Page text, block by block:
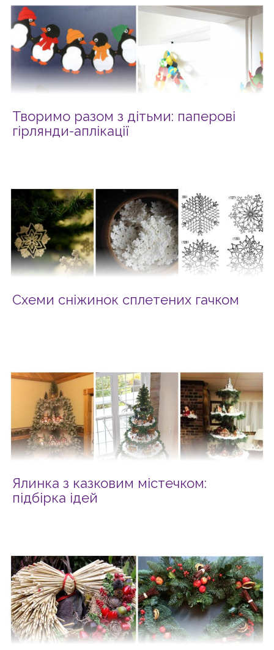
Творимо разом з дітьми: паперові
гірлянди-аплікації
Схеми сніжинок сплетених гачком
Ялинка з казковим містечком:
підбірка ідей